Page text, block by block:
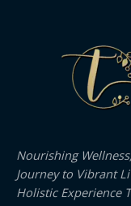
Nourishing
Journey to Vibrant
Holistic Experience